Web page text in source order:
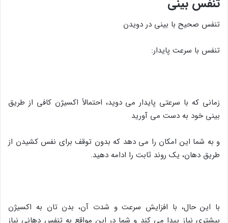
تنفس بینی
تنفس صحیح با بینی در دویدن
تنفس با سرعت پایدار:
زمانی که با سرعتی پایدار می دوید، احتمالاً اکسیژن کافی از طریق
بینی خود به دست می آورید
و به شما این امکان را می دهد که بدون توقف برای نفس کشیدن از
طریق دهان، یک روند ثابت را ادامه دهید.
با این حال، با افزایش سرعت و شدت آن، بدن تان به اکسیژن
بیشتری نیاز پیدا می کند و شما در این مواقع به تنفس دهانی نیاز